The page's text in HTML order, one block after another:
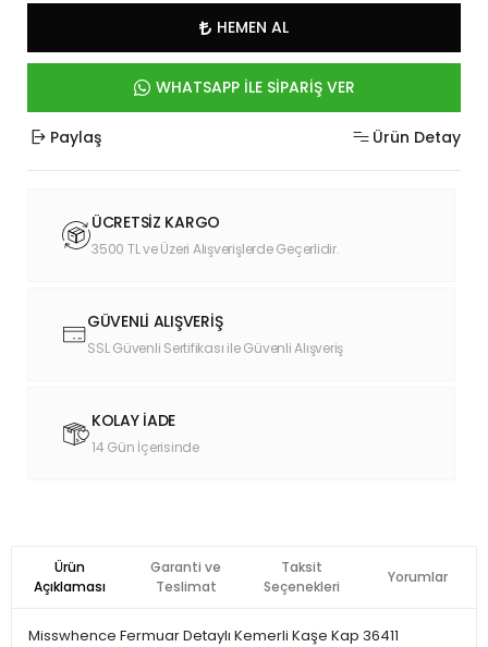
HEMEN AL
WHATSAPP İLE SİPARİŞ VER
Paylaş Ürün Detay
ÜCRETSİZ KARGO
3500 TL ve Üzeri Alışverişlerde Geçerlidir.
GÜVENLİ ALIŞVERİŞ
SSL Güvenli Sertifikası ile Güvenli Alışveriş
KOLAY İADE
14 Gün İçerisinde
Ürün
Açıklaması
Garanti ve
Teslimat
Taksit
Seçenekleri
Yorumlar
Misswhence Fermuar Detaylı Kemerli Kaşe Kap 36411